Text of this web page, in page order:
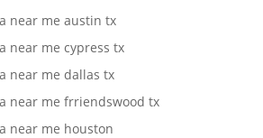
near me austin tx
near me cypress tx
near me dallas tx
near me frriendswood tx
near me houston